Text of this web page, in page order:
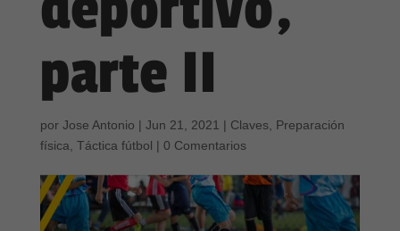
parte II
por Jose Antonio | Jun 21, 2021 | Claves
Preparación
física Táctica fútbol | 0 Comentarios